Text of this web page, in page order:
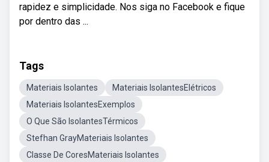
rapidez e simplicidade. Nos siga no Facebook e fique
por dentro das ...
Tags
Materiais Isolantes
Materiais IsolantesElétricos
Materiais IsolantesExemplos
O Que São IsolantesTérmicos
Stefhan GrayMateriais Isolantes
Classe De CoresMateriais Isolantes